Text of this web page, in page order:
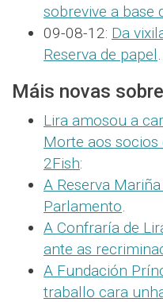
sobrevive a base
09-08-12: Da
Reserva de papel
Máis novas
Lira amosou a
Morte aos
2Fish:
A Reserva
Parlamento
A Confraría de
ante as
A Fundación
traballo cara